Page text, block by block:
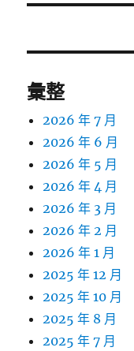
文
彙整
2026 年 7 月
2026 年 6 月
2026 年 5 月
2026 年 4 月
2026 年 3 月
2026 年 2 月
2026 年 1 月
2025 年 12 月
2025 年 10 月
2025 年 8 月
2025 年 7 月